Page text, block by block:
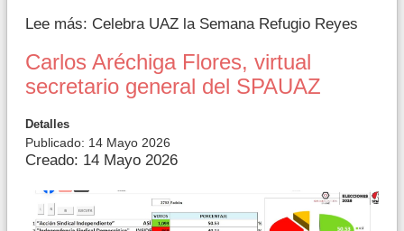
Lee más: Celebra UAZ la Semana Refugio Reyes
Carlos Aréchiga Flores, virtual
secretario general del SPAUAZ
Detalles
Publicado: 14 Mayo 2026
Creado: 14 Mayo 2026